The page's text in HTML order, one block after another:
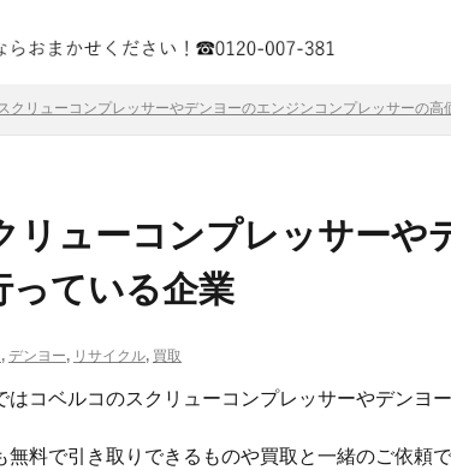
クリューコンプレッサーやデンヨーのエンジンコンプレッサーの高
リューコンプレッサー
っている企業
, デンヨー, リサイクル, 買取
はコベルコのスクリューコンプレッサーやデン
無料で引き取りできるものや買取と一緒のご依頼